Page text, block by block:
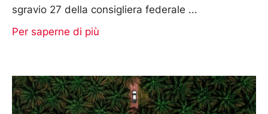
sgravio 27 della consigliera federale
Per saperne di più